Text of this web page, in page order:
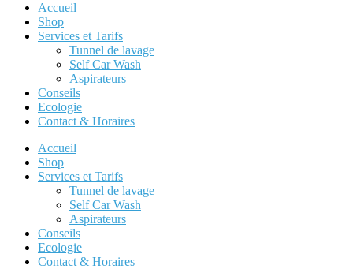
Accueil
Shop
Services et Tarifs
Tunnel de lavage
Self Car Wash
Aspirateurs
Conseils
Ecologie
Contact & Horaires
Accueil
Shop
Services et Tarifs
Tunnel de lavage
Self Car Wash
Aspirateurs
Conseils
Ecologie
Contact & Horaires